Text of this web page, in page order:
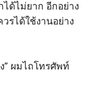
ได้ไม่ยาก อีกอย่าง
รได้ใช้งานอย่าง
” ผมไถโทรศัพท์